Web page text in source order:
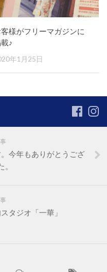
様がフリーマガジンに
♪
年1月25日
今年もありがとうござ
タジオ「一華」